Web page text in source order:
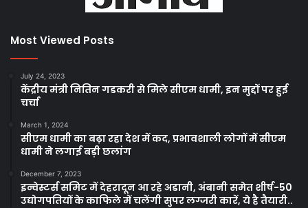
Most Viewed Posts
July 24, 2023
केंद्रीय मंत्री नितिन गडकरी से मिले सीएम धामी, इन मुद्दों पर हुई
चर्चा
March 1, 2024
सीएम धामी का बढ़ा रहा देश में कद, प्रभावशाली लोगों में सीएम
धामी ने लगाई बड़ी छलांग
December 7, 2023
इन्वेस्टर्स समिट में देहरादून आ रहे अडानी, अंबानी समेत शीर्ष-50
उद्योगपतियों के काफिले में चलेंगी सुपर लग्जरी कारें, ये है तैयारी..